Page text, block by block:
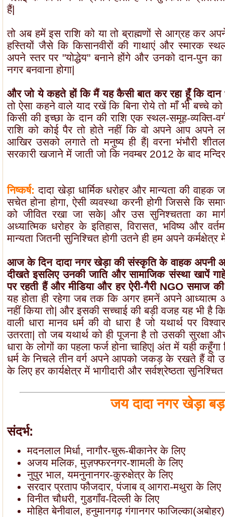
हैं|
तो अब हमें इस राशि को या तो ब्राह्मणों से आग्रह कर
हस्तियों जैसे कि किसानवीरों की गाथाएं और स्मारक
अपने स्तर पर "योद्धेय" बनाने होंगे और उनको दान-पुन
नगर बनवाना होगा|
और जो ये कहते हों कि मैं यह कैसी बात कर रहा हूँ कि दान
तो ऐसा कहने वाले याद रखें कि बिना रोये तो माँ भी बच्चे को
किसी की इच्छा के दान की राशि एक स्थल-समूह-व्यक्ति-
राशि को कोई पैर तो होते नहीं कि वो अपने आप अपने
आखिर उसको लगाते तो मनुष्य ही हैं| वरना भंभौरी
सरकारी खजाने में जाती जो कि नवम्बर 2012 के बाद
निष्कर्ष: दादा खेड़ा धार्मिक धरोहर और मान्यता की वाहक
सचेत होना होगा, ऐसी व्यवस्था करनी होगी जिससे कि
को जीवित रखा जा सके| और उस सुनिश्चतता का
अध्यात्मिक धरोहर के इतिहास, विरासत, भविष्य और
मान्यता जितनी सुनिश्चित होगी उतने ही हम अपने
आज के दिन दादा नगर खेड़ा की संस्कृति के वाहक अपनी
दीखते इसलिए उनकी जाति और सामाजिक संस्था खापें
पर रहती हैं और मीडिया और हर ऐरी-गैरी NGO समाज
यह होता ही रहेगा जब तक कि अगर हमनें अपने आध्यात्म
नहीं किया तो| और इसकी सच्चाई की बड़ी वजह यह भी है
वाली धारा मानव धर्म की वो धारा है जो यथार्थ पर
उतरता| तो जब यथार्थ को ही पूजना है तो उसकी सुरक्षा
धारा के लोगों का पहला फर्ज होना चाहिए| अंत में यही
धर्म के निचले तीन वर्ग अपने आपको जकड़ के रखते हैं वो
के लिए हर कार्यक्षेत्र में भागीदारी और सर्वश्रेष्ठता
जय दादा नगर खेड़ा
संदर्भ:
मदनलाल मिर्धा, नागौर-चुरू-बीकानेर के लिए
अजय मलिक, मुज़फ्फरनगर-शामली के लिए
नुपुर भाल, यमनुनानगर-कुरुक्षेत्र के लिए
सरदार प्रताप फौजदार, पंजाब व् आगरा-मथुरा के लिए
विनीत चौधरी, गुडगाँव-दिल्ली के लिए
मोहित बेनीवाल, हनुमानगढ़ गंगानगर